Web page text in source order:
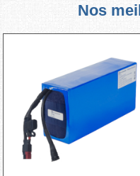
Nos